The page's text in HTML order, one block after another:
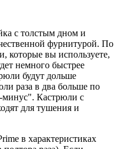
с толстым дном и
фурнитурой. По
которые вы используете,
немного быстрее
будут дольше
раза в два больше по
минус". Кастрюли с
для тушения и
в характеристиках